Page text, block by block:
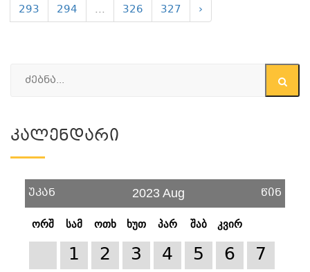
293
294 ... 326 327 ›
Კალენდარი
უკან 2023 Aug წინ
ორშ სამ ოთხ ხუთ პარ შაბ კვირ
1 2 3 4 5 6
7